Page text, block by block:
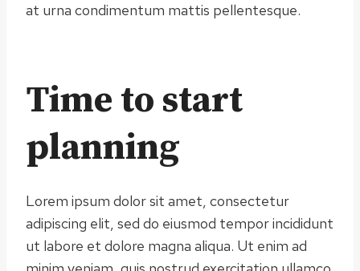
at urna condimentum mattis pellentesque.
Time to start
planning
Lorem ipsum dolor sit amet, consectetur
adipiscing elit, sed do eiusmod tempor incididunt
ut labore et dolore magna aliqua. Ut enim ad